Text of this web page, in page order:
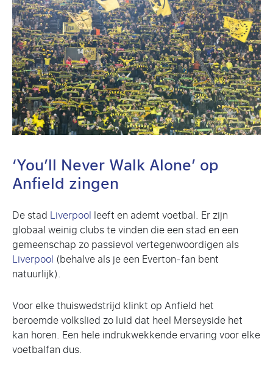
‘You’ll Never Walk Alone’ op
Anfield zingen
De stad Liverpool leeft en ademt voetbal. Er zijn
globaal weinig clubs te vinden die een stad en een
gemeenschap zo passievol vertegenwoordigen als
Liverpool (behalve als je een Everton-fan bent
natuurlijk).
Voor elke thuiswedstrijd klinkt op Anfield het
beroemde volkslied zo luid dat heel Merseyside het
kan horen. Een hele indrukwekkende ervaring voor elke
voetbalfan dus.